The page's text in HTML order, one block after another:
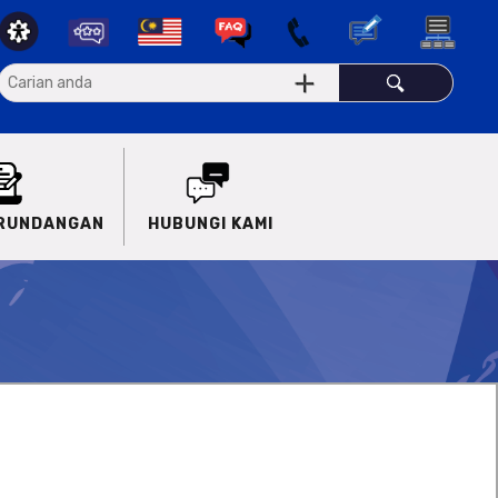
HUBUNGI KAMI